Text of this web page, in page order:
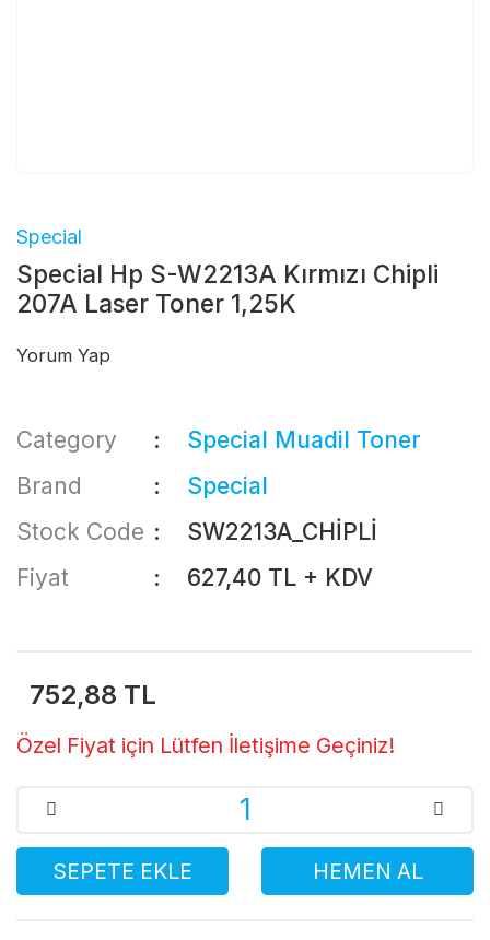
Special
Special Hp S-W2213A Kırmızı Chipli
207A Laser Toner 1,25K
Yorum Yap
Category
Special Muadil Toner
Brand
Special
Stock Code
SW2213A_CHİPLİ
Fiyat
627,40 TL + KDV
752,88 TL
Özel Fiyat için Lütfen İletişime Geçiniz!
SEPETE EKLE HEMEN AL